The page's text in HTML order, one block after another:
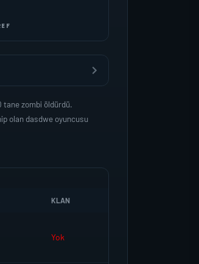
tane zombi öldürdü.
olan dasdwe oyuncusu
KLAN
Yok